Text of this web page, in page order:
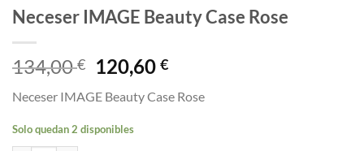
Neceser IMAGE Beauty Case Rose
134,00€
El
precio
original
era:
134,00 €.
120,60€El
actual
Neceser IMAGE Beauty Case Rose
Solo quedan 2 disponibles